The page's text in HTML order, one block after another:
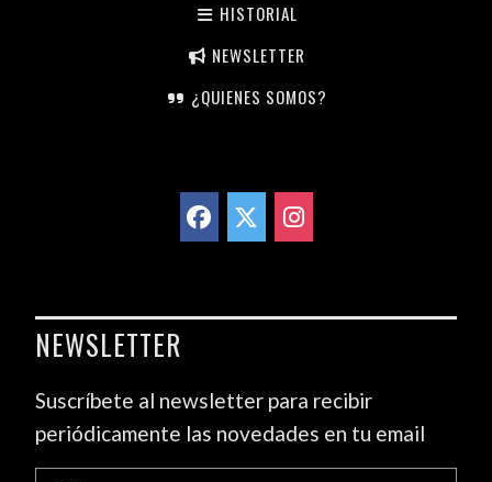
HISTORIAL
NEWSLETTER
¿QUIENES SOMOS?
NEWSLETTER
Suscríbete al newsletter para recibir
periódicamente las novedades en tu email